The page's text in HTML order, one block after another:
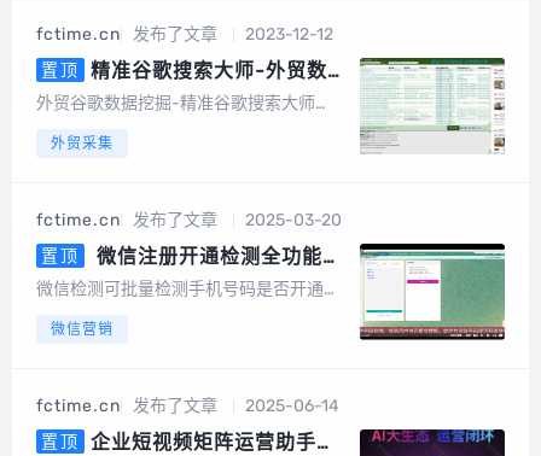
fctime.cn 发布了文章
2023-12-12
置顶
精准谷歌搜索大师-外贸数据
挖掘营销（电脑版）
外贸谷歌数据挖掘-精准谷歌搜索大师
以google搜索引擎作为基础进行智能数据
acebook、linkin、twitt...
外贸采集
fctime.cn 发布了文章
2025-03-20
置顶
微信注册开通检测全功能
版，可批量检测手机号码是否开通
筛选，国外号码，微信号QQ号等
微信检测可批量检测手机号码是否开通微
微信号QQ号等多种号码格式用户批量上传
来，高速筛选、精准无痕，有效降低运营
成本节...
微信营销
fctime.cn 发布了文章
2025-06-14
置顶
企业短视频矩阵运营助手详